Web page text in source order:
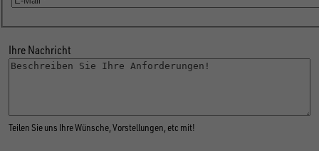
Ihre Nachricht
Teilen Sie uns Ihre Wünsche, Vorstellungen, etc mit!